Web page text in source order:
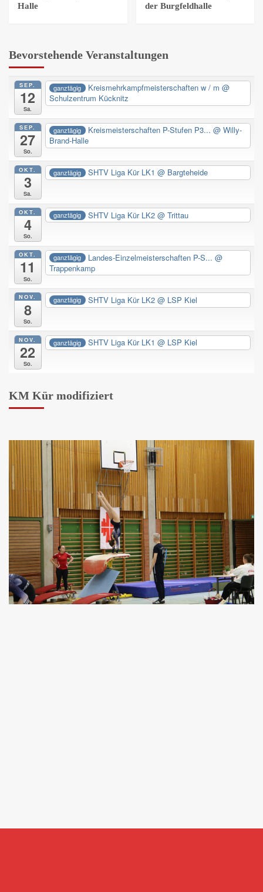
Halle
der Burgfeldhalle
Bevorstehende Veranstaltungen
SEP.
12
Sa.
ganztägig Kreismehrkampfmeisterschaften w / m@
Schulzentrum Kücknitz
SEP.
27
So.
ganztägig Kreismeisterschaften P-Stufen P3...@ Willy-
Brand-Halle
OKT.
3
Sa.
ganztägig SHTV Liga Kür LK1@ Bargteheide
OKT.
4
So.
ganztägig SHTV Liga Kür LK2@ Trittau
OKT.
11
So.
ganztägig Landes-Einzelmeisterschaften P-S...@
Trappenkamp
NOV.
8
So.
ganztägig SHTV Liga Kür LK2@ LSP Kiel
NOV.
22
So.
ganztägig SHTV Liga Kür LK1@ LSP Kiel
KM Kür modifiziert